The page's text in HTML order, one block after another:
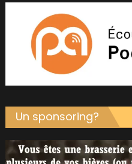
Un sponsoring?